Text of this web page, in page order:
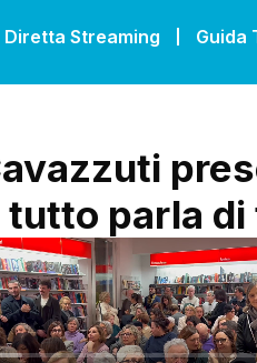
Diretta Streaming Guida
parla di